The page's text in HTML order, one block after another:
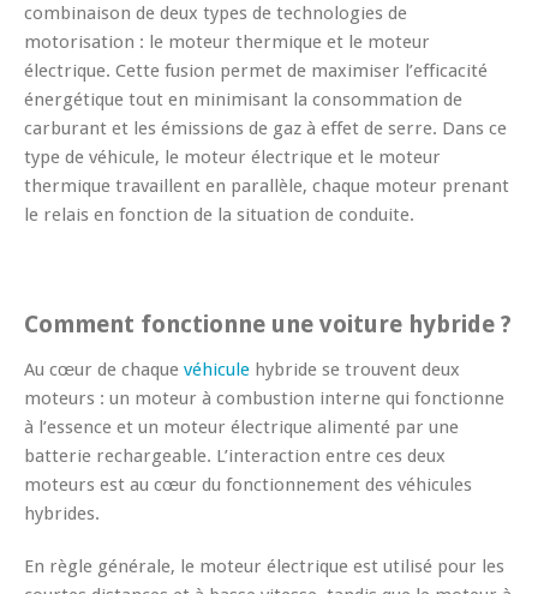
combinaison de deux types de technologies de
motorisation : le moteur thermique et le moteur
électrique. Cette fusion permet de maximiser l’efficacité
énergétique tout en minimisant la consommation de
carburant et les émissions de gaz à effet de serre. Dans ce
type de véhicule, le moteur électrique et le moteur
thermique travaillent en parallèle, chaque moteur prenant
le relais en fonction de la situation de conduite.
Comment fonctionne une voiture hybride ?
Au cœur de chaque véhicule hybride se trouvent deux
moteurs : un moteur à combustion interne qui fonctionne
à l’essence et un moteur électrique alimenté par une
batterie rechargeable. L’interaction entre ces deux
moteurs est au cœur du fonctionnement des véhicules
hybrides.
En règle générale, le moteur électrique est utilisé pour les